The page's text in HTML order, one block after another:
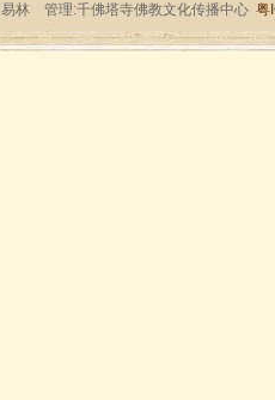
易林管理:千佛塔寺佛教文化传播中心 粤